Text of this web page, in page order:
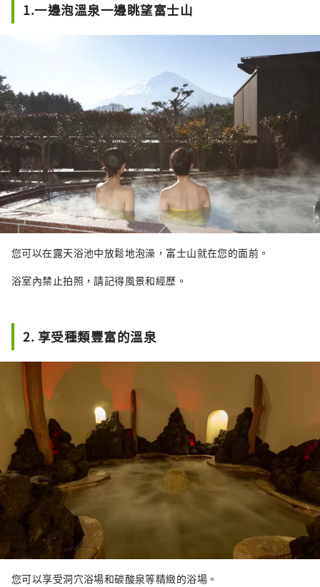
1.一邊泡溫泉一邊眺望富士山
您可以在露天浴池中放鬆地泡澡，富士山就在您的面前。
浴室內禁止拍照，請記得風景和經歷。
2. 享受種類豐富的溫泉
您可以享受洞穴浴場和碳酸泉等精緻的浴場。